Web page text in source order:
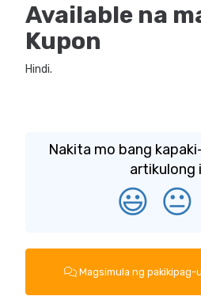
Available na
Kupon
Hindi.
Nakita mo bang
artikulong
😃 😐
Magsimula ng